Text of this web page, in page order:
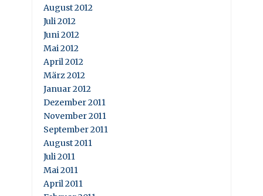
August 2012
Juli 2012
Juni 2012
Mai 2012
April 2012
März 2012
Januar 2012
Dezember 2011
November 2011
September 2011
August 2011
Juli 2011
Mai 2011
April 2011